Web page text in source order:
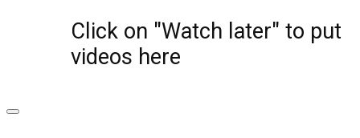
Click on "Watch later" to put
videos here